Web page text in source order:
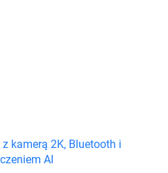
kamerą 2K, Bluetooth i
AI